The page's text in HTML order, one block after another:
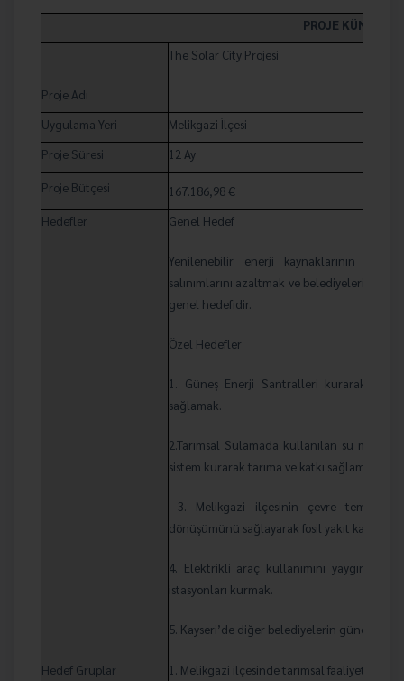
PROJE KÜNYESİ
Proje Adı
The Solar City Projesi
Uygulama Yeri
Melikgazi İlçesi
Proje Süresi
12 Ay
Proje Bütçesi
167.186,98 €
Hedefler
Genel Hedef
Yenilenebilir enerji kaynaklarının
salınımlarını azaltmak ve belediyelerin
genel hedefidir.
Özel Hedefler
1. Güneş Enerji Santralleri kurarak
sağlamak.
2.Tarımsal Sulamada kullanılan su
sistem kurarak tarıma ve katkı sağlamak ve
3. Melikgazi ilçesinin çevre
dönüşümünü sağlayarak fosil yakıt kaynaklı
4. Elektrikli araç kullanımını
istasyonları kurmak.
5. Kayseri’de diğer belediyelerin güneş
Hedef Gruplar 1. Melikgazi ilçesinde tarımsal faaliyet